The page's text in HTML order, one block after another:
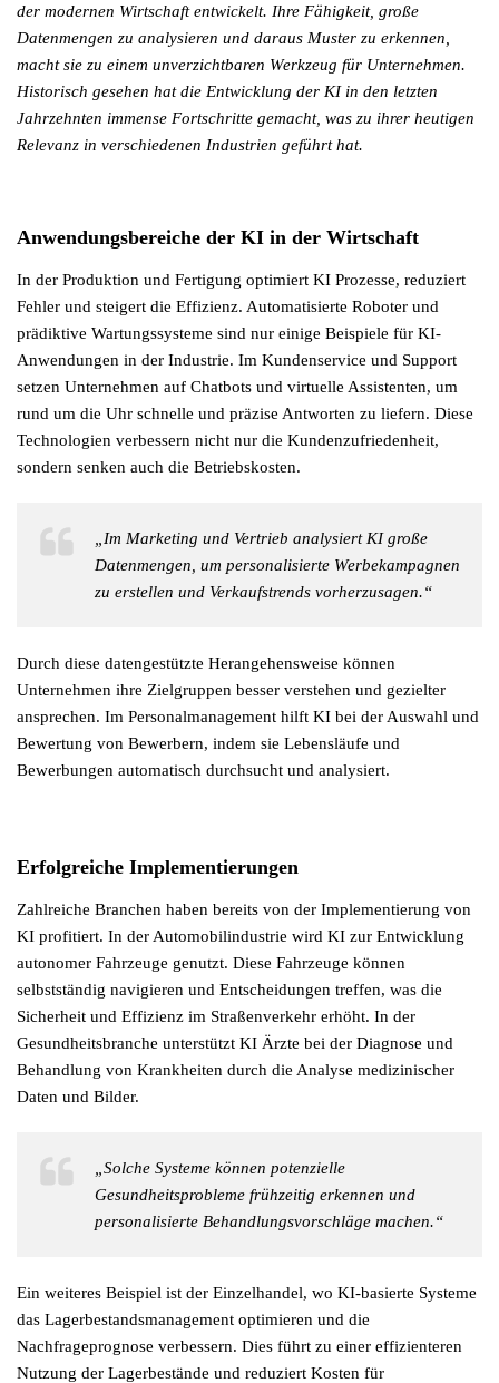
der modernen Wirtschaft entwickelt. Ihre Fähigkeit, große
Datenmengen zu analysieren und daraus Muster zu erkennen,
macht sie zu einem unverzichtbaren Werkzeug für Unternehmen.
Historisch gesehen hat die Entwicklung der KI in den letzten
Jahrzehnten immense Fortschritte gemacht, was zu ihrer heutigen
Relevanz in verschiedenen Industrien geführt hat.
Anwendungsbereiche der KI in der Wirtschaft
In der Produktion und Fertigung optimiert KI Prozesse, reduziert
Fehler und steigert die Effizienz. Automatisierte Roboter und
prädiktive Wartungssysteme sind nur einige Beispiele für KI-
Anwendungen in der Industrie. Im Kundenservice und Support
setzen Unternehmen auf Chatbots und virtuelle Assistenten, um
rund um die Uhr schnelle und präzise Antworten zu liefern. Diese
Technologien verbessern nicht nur die Kundenzufriedenheit,
sondern senken auch die Betriebskosten.
„Im Marketing und Vertrieb analysiert KI große
Datenmengen, um personalisierte Werbekampagnen
zu erstellen und Verkaufstrends vorherzusagen.“
Durch diese datengestützte Herangehensweise können
Unternehmen ihre Zielgruppen besser verstehen und gezielter
ansprechen. Im Personalmanagement hilft KI bei der Auswahl und
Bewertung von Bewerbern, indem sie Lebensläufe und
Bewerbungen automatisch durchsucht und analysiert.
Erfolgreiche Implementierungen
Zahlreiche Branchen haben bereits von der Implementierung von
KI profitiert. In der Automobilindustrie wird KI zur Entwicklung
autonomer Fahrzeuge genutzt. Diese Fahrzeuge können
selbstständig navigieren und Entscheidungen treffen, was die
Sicherheit und Effizienz im Straßenverkehr erhöht. In der
Gesundheitsbranche unterstützt KI Ärzte bei der Diagnose und
Behandlung von Krankheiten durch die Analyse medizinischer
Daten und Bilder.
„Solche Systeme können potenzielle
Gesundheitsprobleme frühzeitig erkennen und
personalisierte Behandlungsvorschläge machen.“
Ein weiteres Beispiel ist der Einzelhandel, wo KI-basierte Systeme
das Lagerbestandsmanagement optimieren und die
Nachfrageprognose verbessern. Dies führt zu einer effizienteren
Nutzung der Lagerbestände und reduziert Kosten für